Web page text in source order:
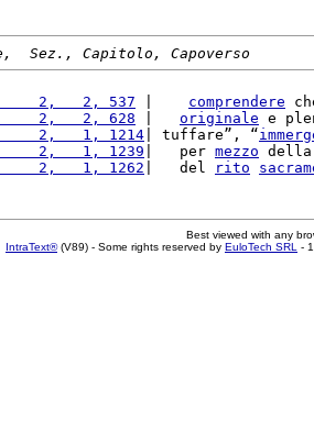
Sez., Capitolo, Capoverso
2,   2, 537
comprendere
2,   2, 628
originale e
2,   1, 1214
| tuffare”, “
2,   1, 1239
|   per mezzo
2,   1, 1262
|   del rito
Best viewed with any
IntraText®(V89) - Some rights reserved by EuloTech SRL -